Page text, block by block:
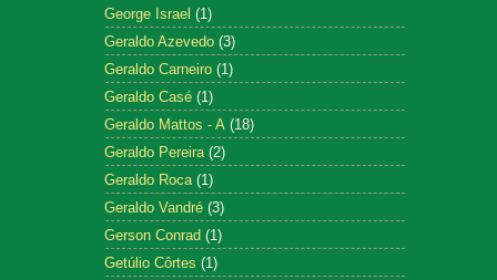
George Israel (1)
Geraldo Azevedo (3)
Geraldo Carneiro (1)
Geraldo Casé (1)
Geraldo Mattos - A (18)
Geraldo Pereira (2)
Geraldo Roca (1)
Geraldo Vandré (3)
Gerson Conrad (1)
Getúlio Côrtes (1)